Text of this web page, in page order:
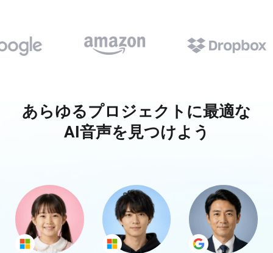
あらゆるプロジェクトに最適な
AI音声を見つけよう